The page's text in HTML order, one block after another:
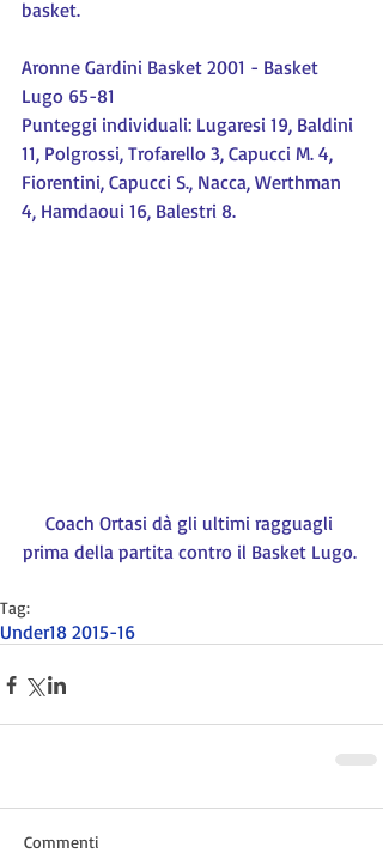
basket.
Aronne Gardini Basket 2001 - Basket
Lugo 65-81
Punteggi individuali: Lugaresi 19, Baldini
11, Polgrossi, Trofarello 3, Capucci M. 4,
Fiorentini, Capucci S., Nacca, Werthman
4, Hamdaoui 16, Balestri 8.
Coach Ortasi dà gli ultimi ragguagli
prima della partita contro il Basket Lugo.
Tag:
Under18 2015-16
Commenti